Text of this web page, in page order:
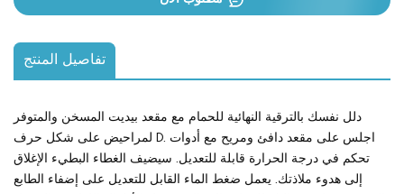
تفاصيل المنتج
دلل نفسك بالترقية النهائية للحمام مع مقعد بيديت المسخن والمتوفر
لمراحيض على شكل حرف D. اجلس على مقعد دافئ ومريح مع أدوات
تحكم في درجة الحرارة قابلة للتعديل. سيضيف الغطاء البطيء الإغلاق
إلى هدوء ملاذتك. يعمل ضغط الماء القابل للتعديل على إضفاء الطابع